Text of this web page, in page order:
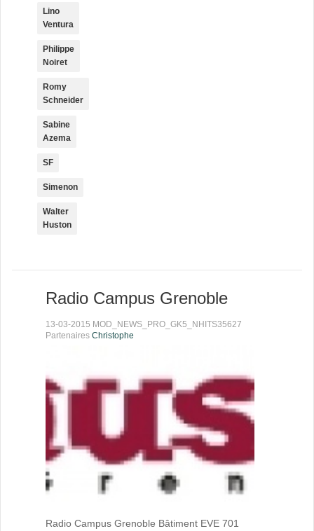
Lino
Ventura
Philippe
Noiret
Romy
Schneider
Sabine
Azema
SF
Simenon
Walter
Huston
Radio Campus Grenoble
13-03-2015 MOD_NEWS_PRO_GK5_NHITS35627
Partenaires Christophe
Radio Campus Grenoble Bâtiment EVE 701